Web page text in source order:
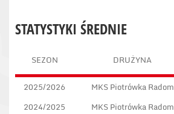
STATYSTYKI ŚREDNIE
SEZON DRUŻYNA
2025/2026 MKS Piotrówka Radom
2024/2025
MKS Piotrówka Radom